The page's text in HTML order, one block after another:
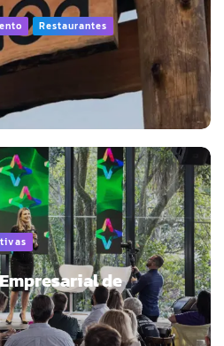
Restaurantes
de